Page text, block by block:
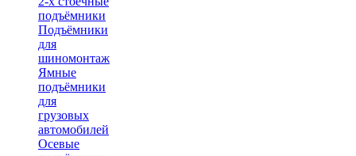
подъёмники
Подъёмники
для
шиномонтажа
Ямные
подъёмники
для
грузовых
автомобилей
Осевые